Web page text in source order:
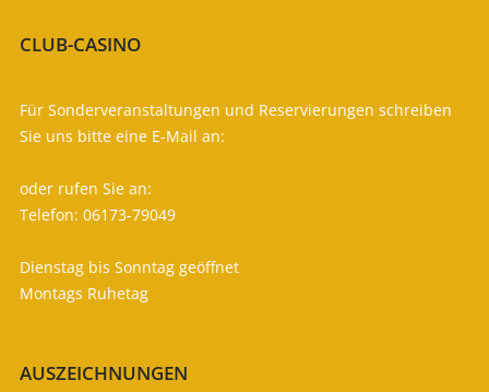
CLUB-CASINO
Für Sonderveranstaltungen und Reservierungen schreiben
Sie uns bitte eine E-Mail an:
oder rufen Sie an:
Telefon: 06173-79049
Dienstag bis Sonntag geöffnet
Montags Ruhetag
AUSZEICHNUNGEN